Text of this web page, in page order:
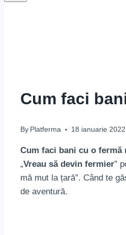
Cum faci
By Platferma 18 ianuarie 2022
Cum faci bani cu o
„Vreau să devin fermier”
mă mut la țară”. Când te
de aventură.